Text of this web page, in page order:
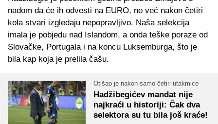
nadom da će ih odvesti na EURO, no već nakon četiri
kola stvari izgledaju nepopravljivo. Naša selekcija
imala je pobjedu nad Islandom, a onda teške poraze od
Slovačke, Portugala i na koncu Luksemburga, što je
bila kap koja je prelila čašu.
Otišao je nakon samo četiri utakmice
Hadžibegićev mandat nije
najkraći u historiji: Čak dva
selektora su tu bila još kraće!